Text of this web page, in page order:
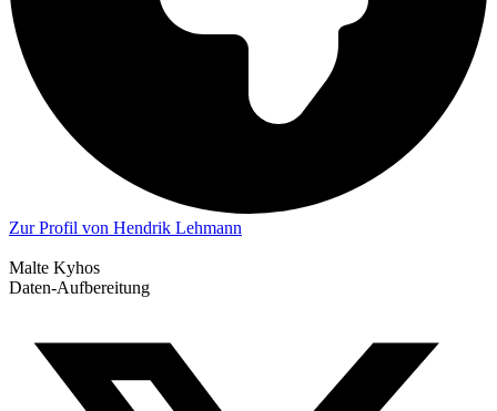
Zur Profil von Hendrik Lehmann
Malte Kyhos
Daten-Aufbereitung